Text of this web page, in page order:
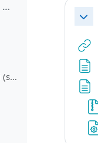
Izpeljani seznami, slovarji, množice; generatorji
Daljši, bolj tehnični zapiski (s študija Računalništvo in informatika)
Skrči